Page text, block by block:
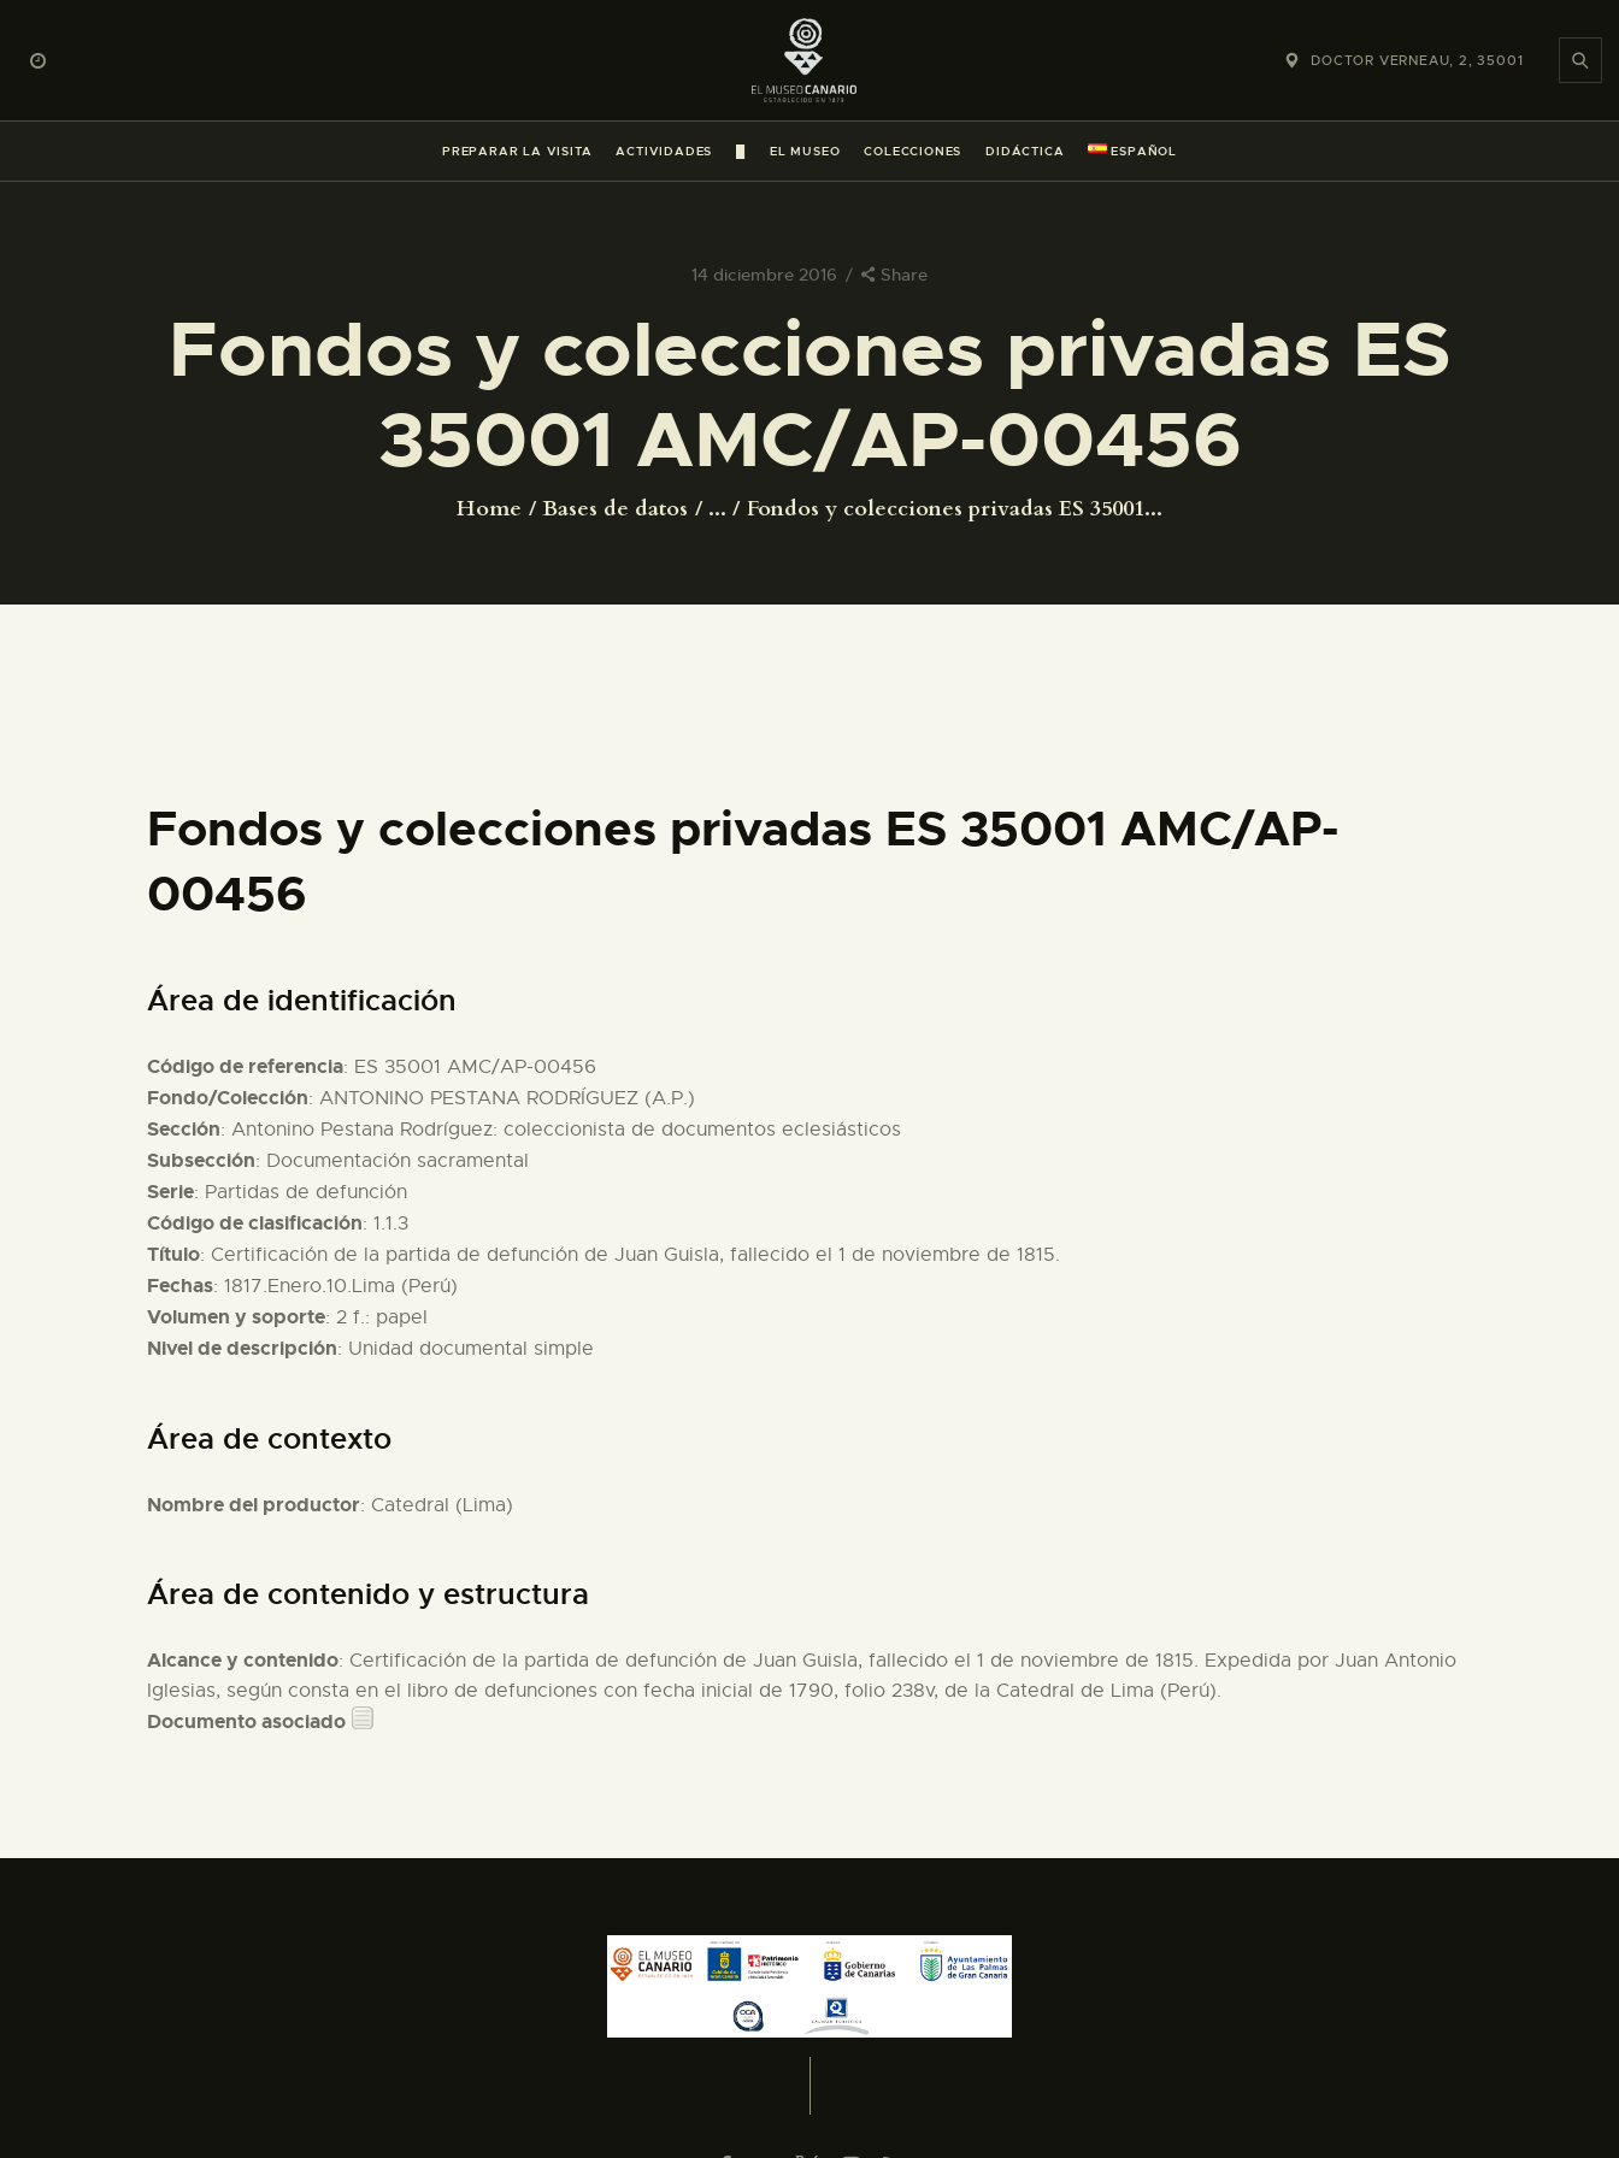
DOCTOR VERNEAU, 2, 35001
PREPARAR LA VISITA ACTIVIDADES EL MUSEO COLECCIONES DIDÁCTICA ESPAÑOL
14 diciembre 2016 Share
Fondos y colecciones privadas ES
35001 AMC/AP-00456
Home Bases de datos ... Fondos y colecciones privadas ES 35001...
PREPARAR LA VISITA
ACTIVIDADES
█
COLECCIONES
DIDÁCTICA
ESPAÑOL
Fondos y colecciones privadas ES 35001 AMC/AP-
00456
Área de identificación
Código de referencia: ES 35001 AMC/AP-00456
Fondo/Colección: ANTONINO PESTANA RODRÍGUEZ (A.P.)
Sección: Antonino Pestana Rodríguez: coleccionista de documentos eclesiásticos
Subsección: Documentación sacramental
Serie: Partidas de defunción
Código de clasificación: 1.1.3
Título: Certificación de la partida de defunción de Juan Guisla, fallecido el 1 de noviembre de 1815.
Fechas: 1817.Enero.10.Lima (Perú)
Volumen y soporte: 2 f.: papel
Nivel de descripción: Unidad documental simple
Área de contexto
Nombre del productor: Catedral (Lima)
Área de contenido y estructura
Alcance y contenido: Certificación de la partida de defunción de Juan Guisla, fallecido el 1 de noviembre de 1815. Expedida por Juan Antonio
Iglesias, según consta en el libro de defunciones con fecha inicial de 1790, folio 238v, de la Catedral de Lima (Perú).
Documento asociado